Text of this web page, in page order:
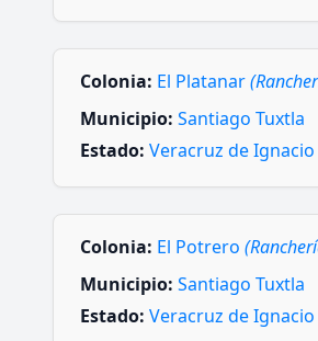
Colonia: El Platanar
Municipio: Santiago Tuxtla
Estado: Veracruz de Ignacio
Colonia: El Potrero
Municipio: Santiago Tuxtla
Estado: Veracruz de Ignacio